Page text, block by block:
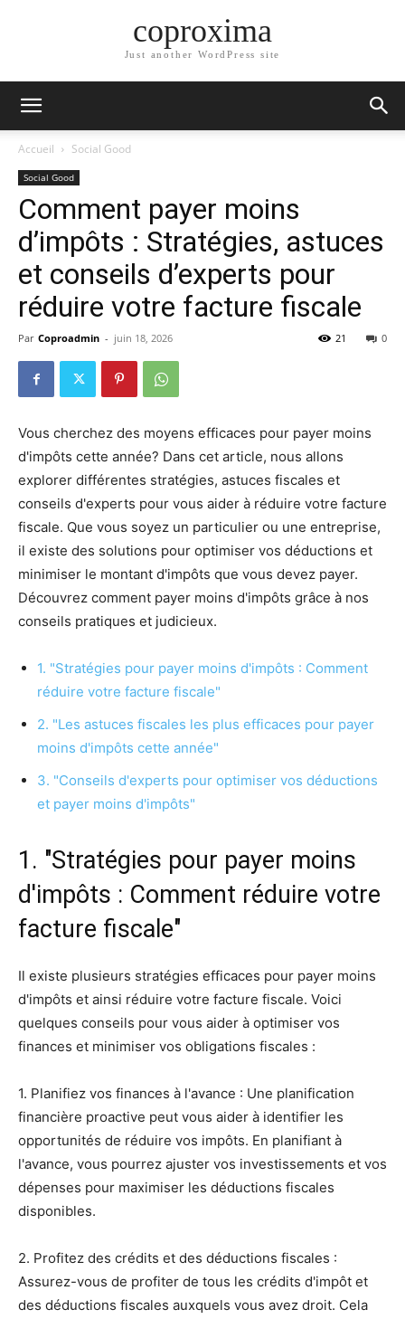
coproxima
Just another WordPress site
Accueil Social Good
Social Good
Comment payer moins
d’impôts : Stratégies, astuces
et conseils d’experts pour
réduire votre facture fiscale
Par Coproadmin - juin 18, 2026 0
21
Vous cherchez des moyens efficaces pour payer moins
d'impôts cette année? Dans cet article, nous allons
explorer différentes stratégies, astuces fiscales et
conseils d'experts pour vous aider à réduire votre facture
fiscale. Que vous soyez un particulier ou une entreprise,
il existe des solutions pour optimiser vos déductions et
minimiser le montant d'impôts que vous devez payer.
Découvrez comment payer moins d'impôts grâce à nos
conseils pratiques et judicieux.
1. "Stratégies pour payer moins d'impôts : Comment
réduire votre facture fiscale"
2. "Les astuces fiscales les plus efficaces pour payer
moins d'impôts cette année"
3. "Conseils d'experts pour optimiser vos déductions
et payer moins d'impôts"
1. "Stratégies pour payer moins
d'impôts : Comment réduire votre
facture fiscale"
Il existe plusieurs stratégies efficaces pour payer moins
d'impôts et ainsi réduire votre facture fiscale. Voici
quelques conseils pour vous aider à optimiser vos
finances et minimiser vos obligations fiscales :
1. Planifiez vos finances à l'avance : Une planification
financière proactive peut vous aider à identifier les
opportunités de réduire vos impôts. En planifiant à
l'avance, vous pourrez ajuster vos investissements et vos
dépenses pour maximiser les déductions fiscales
disponibles.
2. Profitez des crédits et des déductions fiscales :
Assurez-vous de profiter de tous les crédits d'impôt et
des déductions fiscales auxquels vous avez droit. Cela